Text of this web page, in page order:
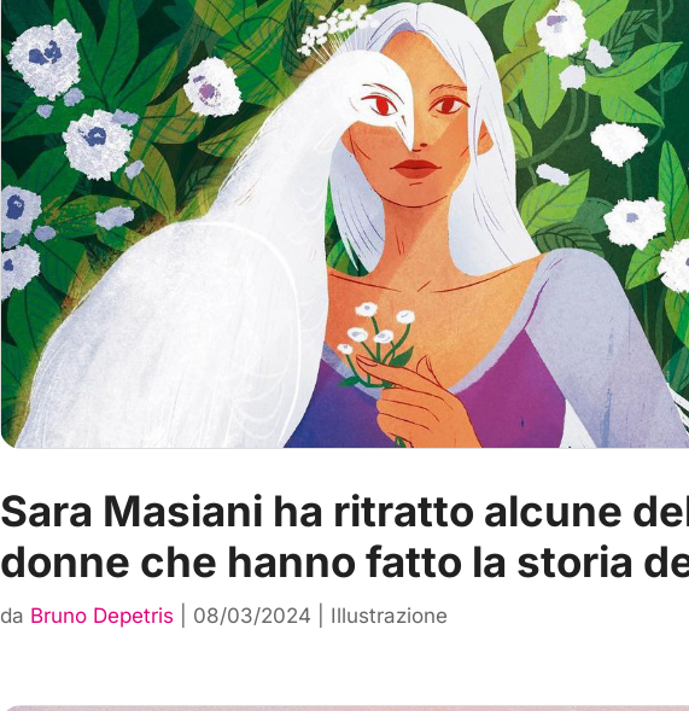
Sara Masiani ha ritratto alcune
donne che hanno fatto la storia
da Bruno Depetris 08/03/2024 Illustrazione